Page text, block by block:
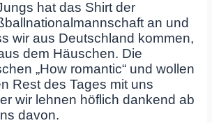
hat das Shirt der
an und
wir aus Deutschland kommen,
dem Häuschen. Die
„How romantic“ und wollen
Rest des Tages mit uns
wir lehnen höflich dankend ab
davon.